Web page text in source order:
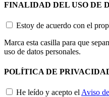
FINALIDAD DEL USO DE
Estoy de acuerdo con el
Marca esta casilla para que
uso de datos personales.
POLÍTICA DE
He leído y acepto el Aviso